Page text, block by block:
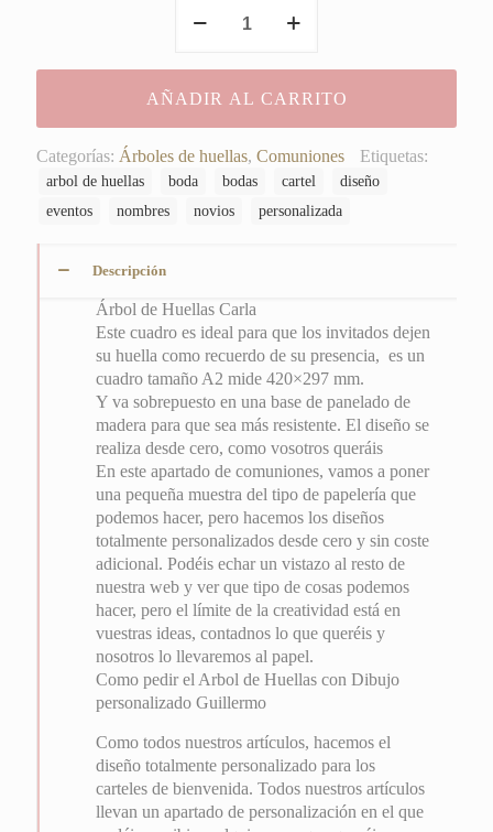
Carla
cantidad
AÑADIR AL CARRITO
Categorías: Árboles de huellas, Comuniones Etiquetas:
arbol de huellas boda bodas cartel
diseño
eventos
nombres novios personalizada
Descripción
Árbol de Huellas Carla
Este cuadro es ideal para que los invitados dejen
su huella como recuerdo de su presencia, es un
cuadro tamaño A2 mide 420×297 mm.
Y va sobrepuesto en una base de panelado de
madera para que sea más resistente. El diseño se
realiza desde cero, como vosotros queráis
En este apartado de comuniones, vamos a poner
una pequeña muestra del tipo de papelería que
podemos hacer, pero hacemos los diseños
totalmente personalizados desde cero y sin coste
adicional. Podéis echar un vistazo al resto de
nuestra web y ver que tipo de cosas podemos
hacer, pero el límite de la creatividad está en
vuestras ideas, contadnos lo que queréis y
nosotros lo llevaremos al papel.
Como pedir el Arbol de Huellas con Dibujo
personalizado Guillermo
Como todos nuestros artículos, hacemos el
diseño totalmente personalizado para los
carteles de bienvenida. Todos nuestros artículos
llevan un apartado de personalización en el que